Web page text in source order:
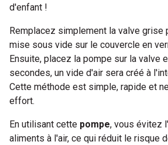
d'enfant !
Remplacez simplement la valve grise
mise sous vide sur le couvercle en
Ensuite, placez la pompe sur la valve
secondes, un vide d'air sera créé à
Cette méthode est simple, rapide et
effort.
En utilisant cette pompe, vous évitez
aliments à l'air, ce qui réduit le risque